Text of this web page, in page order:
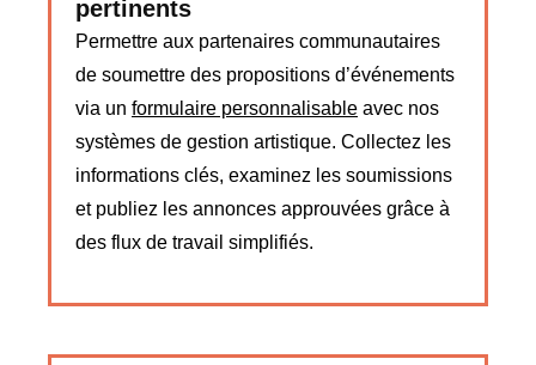
pertinents
Permettre aux partenaires communautaires
de soumettre des propositions d’événements
via un formulaire personnalisable avec nos
systèmes de gestion artistique. Collectez les
informations clés, examinez les soumissions
et publiez les annonces approuvées grâce à
des flux de travail simplifiés.